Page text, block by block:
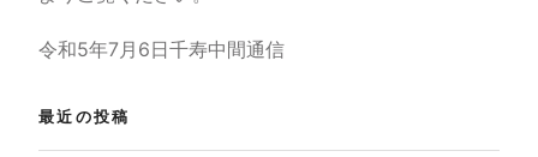
令和5年7月6日千寿中間通信
最近の投稿